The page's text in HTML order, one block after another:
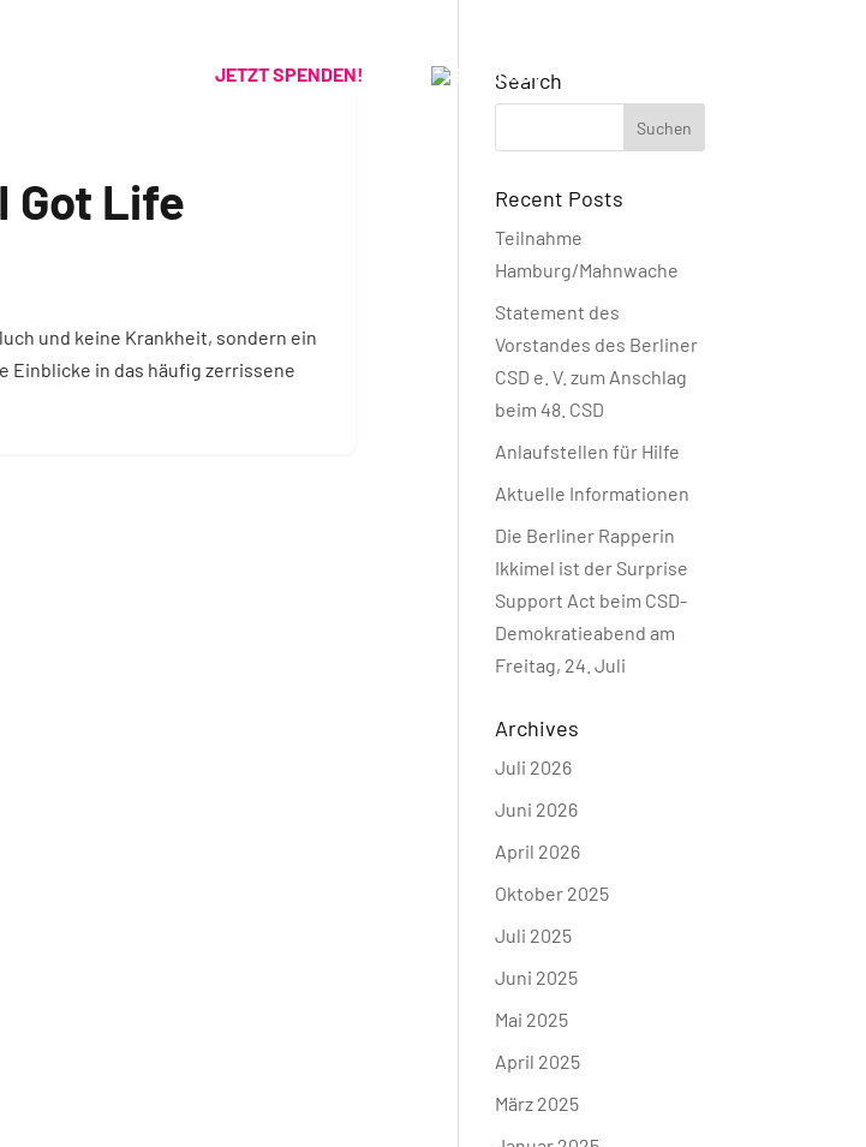
JETZT SPENDEN!
Got Life
und keine Krankheit, sondern ein
Einblicke in das häufig zerrissene
Search
Recent Posts
Teilnahme
Hamburg/Mahnwache
Statement des
Vorstandes des Berliner
CSD e. V. zum Anschlag
beim 48. CSD
Anlaufstellen für Hilfe
Aktuelle Informationen
Die Berliner Rapperin
Ikkimel ist der Surprise
Support Act beim CSD-
Demokratieabend am
Freitag, 24. Juli
Archives
Juli 2026
Juni 2026
April 2026
Oktober 2025
Juli 2025
Juni 2025
Mai 2025
April 2025
März 2025